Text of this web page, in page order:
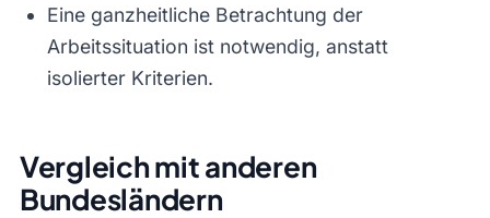
Eine ganzheitliche Betrachtung der
Arbeitssituation ist notwendig, anstatt
isolierter Kriterien.
Vergleich mit anderen
Bundesländern